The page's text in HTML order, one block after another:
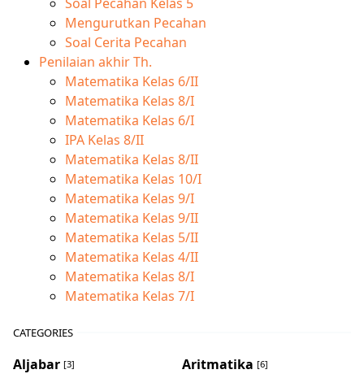
Mengurutkan Pecahan
Soal Cerita Pecahan
Penilaian akhir Th.
Matematika Kelas 6/II
Matematika Kelas 8/I
Matematika Kelas 6/I
IPA Kelas 8/II
Matematika Kelas 8/II
Matematika Kelas 10/I
Matematika Kelas 9/I
Matematika Kelas 9/II
Matematika Kelas 5/II
Matematika Kelas 4/II
Matematika Kelas 8/I
Matematika Kelas 7/I
CATEGORIES
Aljabar [3] Aritmatika [6]